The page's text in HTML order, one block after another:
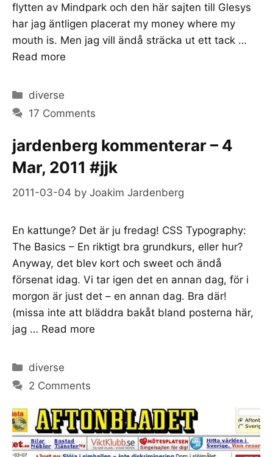
flytten av Mindpark och den här sajten till Glesys
har jag äntligen placerat my money where my
mouth is. Men jag vill ändå sträcka ut ett tack …
Read more
Categories
diverse
17 Comments
jardenberg kommenterar – 4
Mar, 2011 #jjk
2011-03-04 by Joakim Jardenberg
En kattunge? Det är ju fredag! CSS Typography:
The Basics – En riktigt bra grundkurs, eller hur?
Anyway, det blev kort och sweet och ändå
försenat idag. Vi tar igen det en annan dag, för i
morgon är just det – en annan dag. Bra där!
(missa inte att bläddra bakåt bland posterna här,
jag … Read more
Categories
diverse
2 Comments